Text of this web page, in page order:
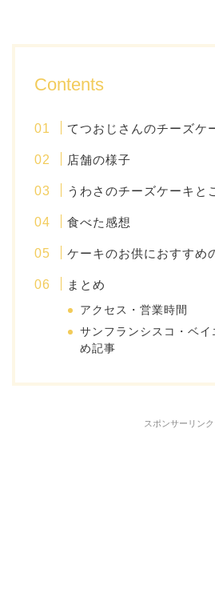
Contents
てつおじさんのチーズケ
店舗の様子
うわさのチーズケーキと
食べた感想
ケーキのお供におすすめ
まとめ
アクセス・営業時間
サンフランシスコ・ベ
め記事
スポンサーリンク